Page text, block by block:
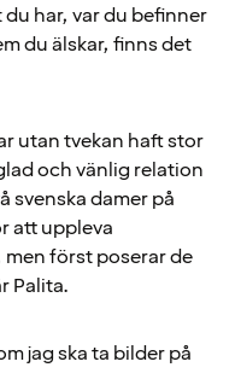
har, var du befinner
du älskar, finns det
utan tvekan haft stor
och vänlig relation
svenska damer på
att uppleva
först poserar de
Palita.
jag ska ta bilder på